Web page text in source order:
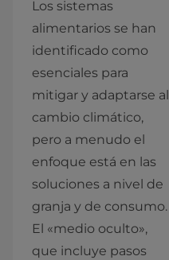
Los sistemas
alimentarios se han
identificado como
esenciales para
mitigar y adaptarse al
cambio climático,
pero a menudo el
enfoque está en las
soluciones a nivel de
granja y de consumo.
El «medio oculto»,
que incluye pasos